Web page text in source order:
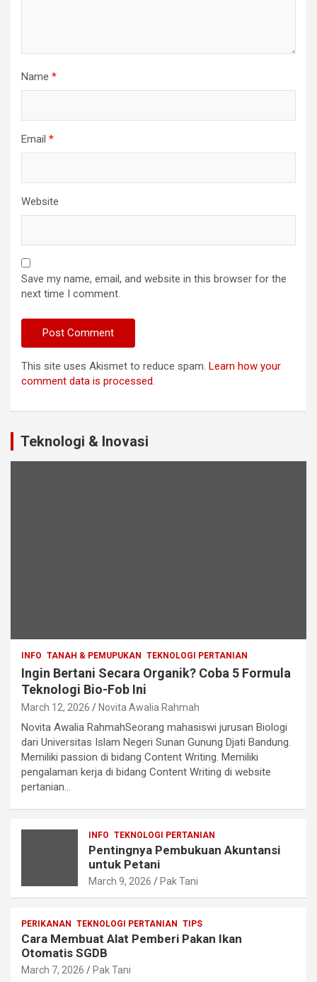
Name *
Email *
Website
Save my name, email, and website in this browser for the
next time I comment.
This site uses Akismet to reduce spam. Learn how your
comment data is processed.
Teknologi & Inovasi
INFO TANAH & PEMUPUKAN TEKNOLOGI PERTANIAN
Ingin Bertani Secara Organik? Coba 5 Formula
Teknologi Bio-Fob Ini
March 12, 2026 Novita Awalia Rahmah
Novita Awalia RahmahSeorang mahasiswi jurusan Biologi
dari Universitas Islam Negeri Sunan Gunung Djati Bandung.
Memiliki passion di bidang Content Writing. Memiliki
pengalaman kerja di bidang Content Writing di website
pertanian…
INFO TEKNOLOGI PERTANIAN
Pentingnya Pembukuan Akuntansi
untuk Petani
March 9, 2026 Pak Tani
PERIKANAN TEKNOLOGI PERTANIAN TIPS
Cara Membuat Alat Pemberi Pakan Ikan
Otomatis SGDB
March 7, 2026 Pak Tani